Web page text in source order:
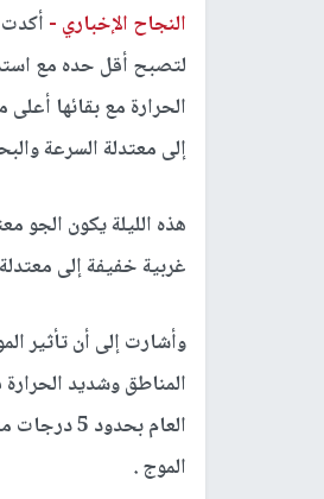
النجاح الإخباري - أكدت
لتصبح أقل حده مع
إلى معتدلة السرعة
هذه الليلة يكون الجو
غربية خفيفة إلى
وأشارت إلى أن تأثير
المناطق وشديد
العام
الموج .